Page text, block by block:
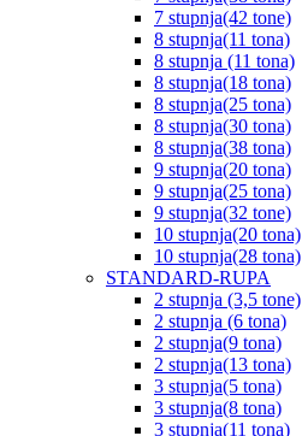
7 stupnja(42 tone)
8 stupnja(11 tona)
8 stupnja (11 tona)
8 stupnja(18 tona)
8 stupnja(25 tona)
8 stupnja(30 tona)
8 stupnja(38 tona)
9 stupnja(20 tona)
9 stupnja(25 tona)
9 stupnja(32 tone)
10 stupnja(20 tona)
10 stupnja(28 tona)
STANDARD-RUPA
2 stupnja (3,5 tone)
2 stupnja (6 tona)
2 stupnja(9 tona)
2 stupnja(13 tona)
3 stupnja(5 tona)
3 stupnja(8 tona)
3 stupnja(11 tona)